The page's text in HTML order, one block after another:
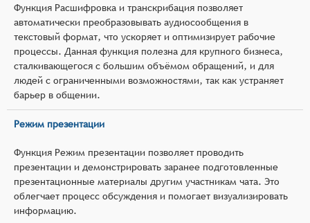
Функция Расшифровка и транскрибация позволяет
автоматически преобразовывать аудиосообщения в
текстовый формат, что ускоряет и оптимизирует рабочие
процессы. Данная функция полезна для крупного бизнеса,
сталкивающегося с большим объёмом обращений, и для
людей с ограниченными возможностями, так как устраняет
барьер в общении.
Режим презентации
Функция Режим презентации позволяет проводить
презентации и демонстрировать заранее подготовленные
презентационные материалы другим участникам чата. Это
облегчает процесс обсуждения и помогает визуализировать
информацию.